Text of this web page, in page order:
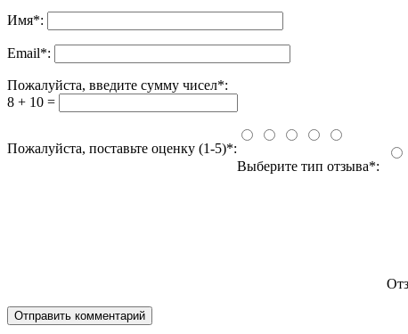
Имя*:
Email*:
Пожалуйста, введите сумму чисел*:
8 + 10 =
Пожалуйста, поставьте оценку (1-5)*:
Выберите тип отзыва*: